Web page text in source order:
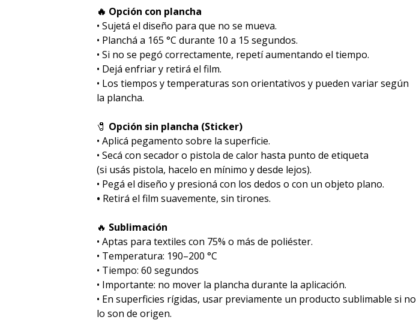
🔥 Opción con plancha
• Sujetá el diseño para que no se mueva.
• Planchá a 165 °C durante 10 a 15 segundos.
• Si no se pegó correctamente, repetí aumentando el tiempo.
• Dejá enfriar y retirá el film.
• Los tiempos y temperaturas son orientativos y pueden variar según
la plancha.
🧷 Opción sin plancha (Sticker)
• Aplicá pegamento sobre la superficie.
• Secá con secador o pistola de calor hasta punto de etiqueta
(si usás pistola, hacelo en mínimo y desde lejos).
• Pegá el diseño y presioná con los dedos o con un objeto plano.
• Retirá el film suavemente, sin tirones.
🔥 Sublimación
•⁠ ⁠Aptas para textiles con 75% o más de poliéster.
•⁠ ⁠Temperatura: 190–200 °C
•⁠ ⁠Tiempo: 60 segundos
•⁠ ⁠Importante: no mover la plancha durante la aplicación.
•⁠ ⁠En superficies rígidas, usar previamente un producto sublimable si no
lo son de origen.